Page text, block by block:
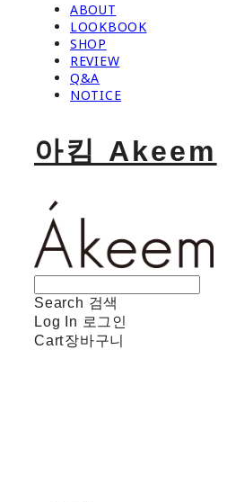
ABOUT
LOOKBOOK
SHOP
REVIEW
Q&A
NOTICE
아킴 Akeem
Search 검색
Log In 로그인
Cart장바구니